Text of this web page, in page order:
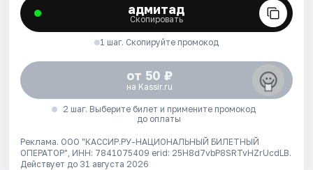
адмитад
Скопировать
1 шаг. Скопируйте промокод
от 50 ₽
на Kassir.ru
2 шаг. Выберите билет и примените промокод
до оплаты
Реклама. ООО "КАССИР.РУ-НАЦИОНАЛЬНЫЙ БИЛЕТНЫЙ
ОПЕРАТОР", ИНН: 7841075409 erid: 25H8d7vbP8SRTvHZrUcdLB.
Действует до 31 августа 2026